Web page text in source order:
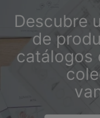
Descubre
de
catálogos